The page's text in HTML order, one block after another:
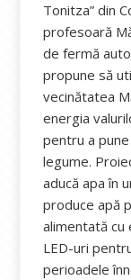
Tonitza” din
profesoară
de fermă
propune să
vecinătatea
energia
pentru a
legume.
aducă apa în
produce apă
alimentată cu
LED-uri
perioadele